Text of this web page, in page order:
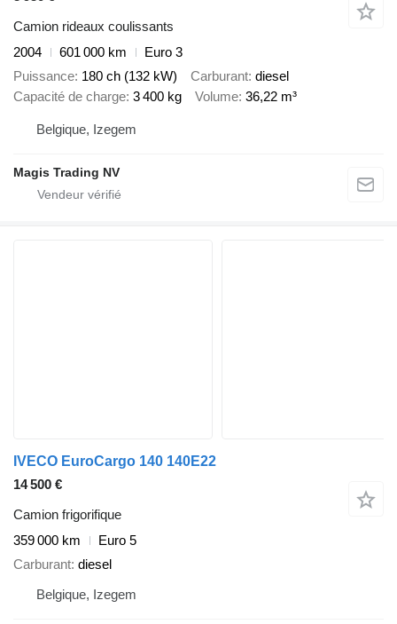
Camion rideaux coulissants
2004
601 000 km
Euro 3
Puissance 180 ch (132 kW) Carburant diesel
Capacité de charge 3 400 kg Volume 36,22 m³
Belgique, Izegem
Magis Trading NV
IVECO EuroCargo 140 140E22
14 500 €
Camion frigorifique
359 000 km
Euro 5
Carburant diesel
Belgique, Izegem